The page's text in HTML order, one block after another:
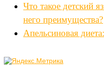
Что такое детский
него преимущества?
Апельсиновая